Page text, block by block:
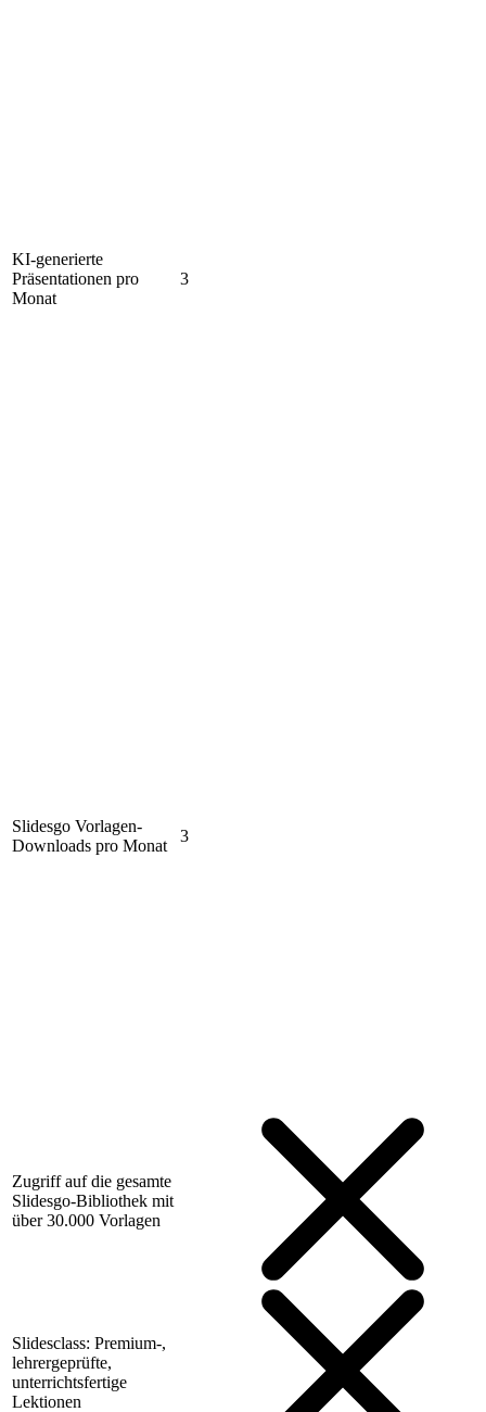
KI-generierte
Präsentationen pro
Monat
3
Slidesgo Vorlagen-
Downloads pro Monat
3
Zugriff auf die gesamte
Slidesgo-Bibliothek mit
über 30.000 Vorlagen
Slidesclass: Premium-,
lehrergeprüfte,
unterrichtsfertige
Lektionen